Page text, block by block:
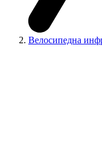
Велосипедна